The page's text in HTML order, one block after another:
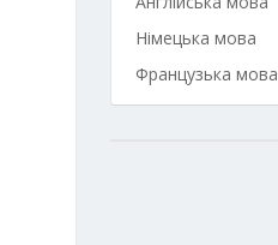
Німецька мова
Французька мова